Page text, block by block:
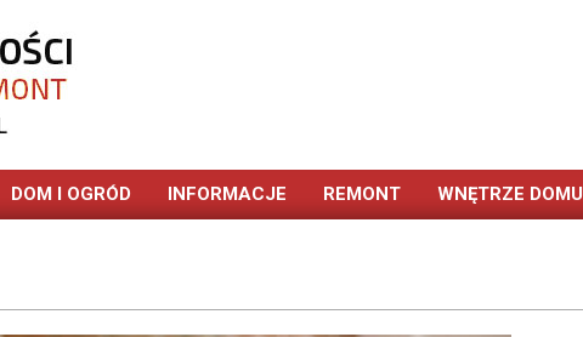
Primary
DOM I OGRÓD INFORMACJE REMONT WNĘTRZE DOMU